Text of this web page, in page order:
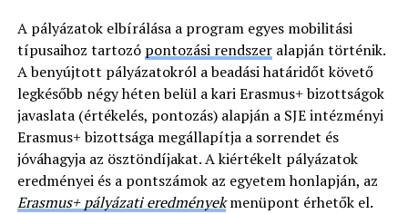
A pályázatok elbírálása a program egyes mobilitási
típusaihoz tartozó pontozási rendszeralapján történik.
A benyújtott pályázatokról a beadási határidőt követő
legkésőbb négy héten belül a kari Erasmus+ bizottságok
javaslata (értékelés, pontozás) alapján a SJE intézményi
Erasmus+ bizottsága megállapítja a sorrendet és
jóváhagyja az ösztöndíjakat. A kiértékelt pályázatok
eredményei és a pontszámok az egyetem honlapján, az
Erasmus+ pályázati eredményekmenüpont érhetők el.